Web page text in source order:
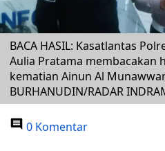
BACA HASIL: Kasatlantas
Aulia Pratama membacakan
kematian Ainun Al
BURHANUDIN/RADAR
0 Komentar